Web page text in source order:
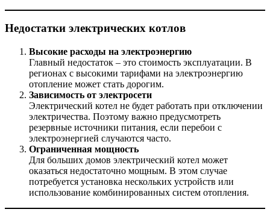
Недостатки электрических котлов
Высокие расходы на электроэнергию
Главный недостаток – это стоимость эксплуатации. В
регионах с высокими тарифами на электроэнергию
отопление может стать дорогим.
Зависимость от электросети
Электрический котел не будет работать при отключении
электричества. Поэтому важно предусмотреть
резервные источники питания, если перебои с
электроэнергией случаются часто.
Ограниченная мощность
Для больших домов электрический котел может
оказаться недостаточно мощным. В этом случае
потребуется установка нескольких устройств или
использование комбинированных систем отопления.